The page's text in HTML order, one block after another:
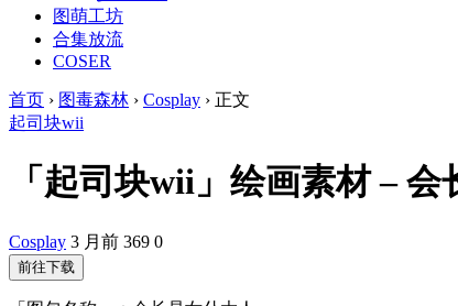
图萌工坊
合集放流
COSER
首页 › 图毒森林 › Cosplay › 正文
起司块wii
「起司块wii」绘画素材 –
Cosplay 3 月前 369 0
前往下载